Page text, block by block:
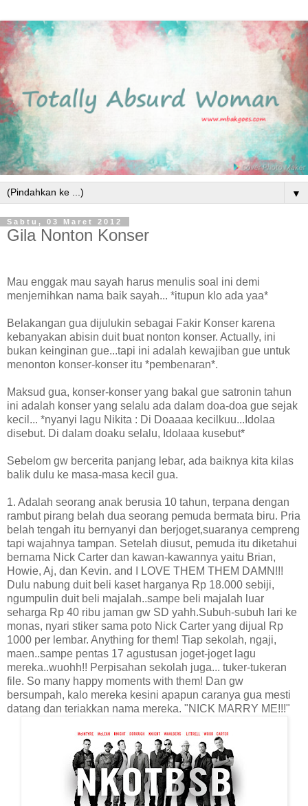
▼
Sabtu, 03 Maret 2012
Gila Nonton Konser
Mau enggak mau sayah harus menulis soal ini demi
menjernihkan nama baik sayah... *itupun klo ada yaa*
Belakangan gua dijulukin sebagai Fakir Konser karena
kebanyakan abisin duit buat nonton konser. Actually, ini
bukan keinginan gue...tapi ini adalah kewajiban gue untuk
menonton konser-konser itu *pembenaran*.
Maksud gua, konser-konser yang bakal gue satronin tahun
ini adalah konser yang selalu ada dalam doa-doa gue sejak
kecil... *nyanyi lagu Nikita : Di Doaaaa kecilkuu...Idolaa
disebut. Di dalam doaku selalu, Idolaaa kusebut*
Sebelom gw bercerita panjang lebar, ada baiknya kita kilas
balik dulu ke masa-masa kecil gua.
1. Adalah seorang anak berusia 10 tahun, terpana dengan
rambut pirang belah dua seorang pemuda bermata biru. Pria
belah tengah itu bernyanyi dan berjoget,suaranya cempreng
tapi wajahnya tampan. Setelah diusut, pemuda itu diketahui
bernama Nick Carter dan kawan-kawannya yaitu Brian,
Howie, Aj, dan Kevin. and I LOVE THEM THEM DAMN!!!
Dulu nabung duit beli kaset harganya Rp 18.000 sebiji,
ngumpulin duit beli majalah..sampe beli majalah luar
seharga Rp 40 ribu jaman gw SD yahh.Subuh-subuh lari ke
monas, nyari stiker sama poto Nick Carter yang dijual Rp
1000 per lembar. Anything for them! Tiap sekolah, ngaji,
maen..sampe pentas 17 agustusan joget-joget lagu
mereka..wuohh!! Perpisahan sekolah juga... tuker-tukeran
file. So many happy moments with them! Dan gw
bersumpah, kalo mereka kesini apapun caranya gua mesti
datang dan teriakkan nama mereka. "NICK MARRY ME!!!"